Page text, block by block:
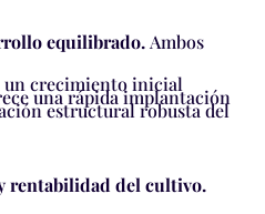
equilibrado.Ambos
crecimiento inicial
una rápida implantación
estructural robusta del
rentabilidad del cultivo.